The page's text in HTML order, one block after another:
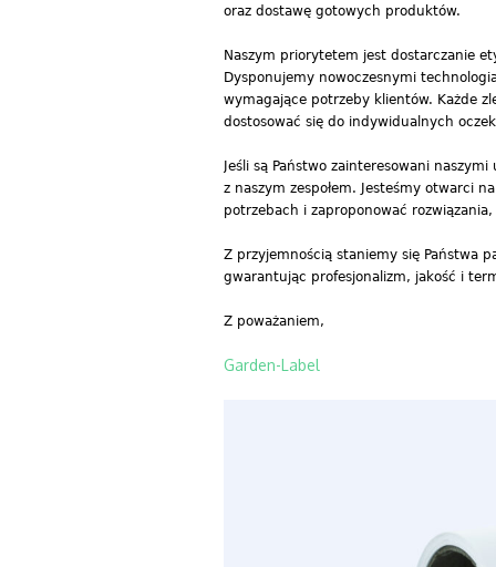
oraz dostawę gotowych produktów.
Naszym priorytetem jest dostarczanie
Dysponujemy nowoczesnymi
wymagające potrzeby klientów. Każde
dostosować się do indywidualnych
Jeśli są Państwo zainteresowani
z naszym zespołem. Jesteśmy otwarci
potrzebach i zaproponować
Z przyjemnością staniemy się Państwa
gwarantując profesjonalizm, jakość i
Z poważaniem,
Garden-Label